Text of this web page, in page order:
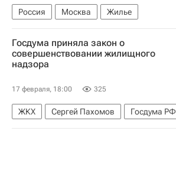
Россия Москва Жилье
Госдума приняла закон о
совершенствовании жилищного
надзора
17 февраля, 18:00 325
ЖКХ Сергей Пахомов
Госдума РФ
Законодательство